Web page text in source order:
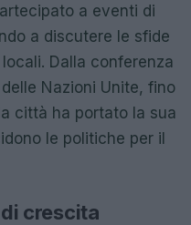
a eventi di
a discutere le sfide
Dalla conferenza
Nazioni Unite, fino
città ha portato la sua
le politiche per il
crescita